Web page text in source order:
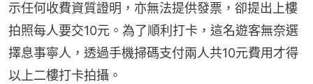
示任何收費資質證明，亦無法提供發票，卻提出上樓
拍照每人要交10元。為了順利打卡，這名遊客無奈選
擇息事寧人，透過手機掃碼支付兩人共10元費用才得
以上二樓打卡拍攝。